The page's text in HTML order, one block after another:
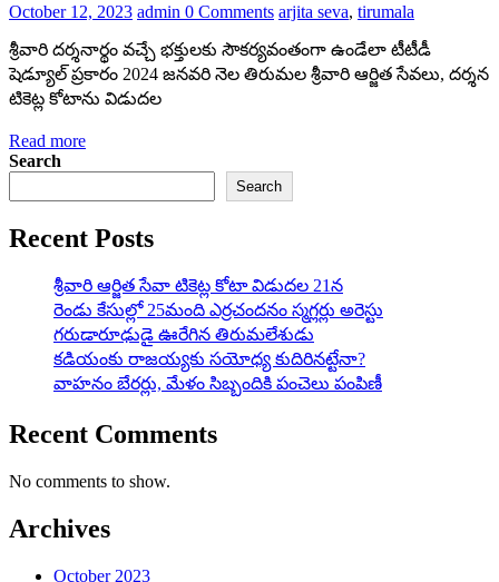
October 12, 2023 admin 0 Comments arjita seva, tirumala
శ్రీ‌వారి ద‌ర్శ‌నార్థం వ‌చ్చే భక్తులకు సౌకర్యవంతంగా ఉండేలా టీటీడీ
షెడ్యూల్ ప్రకారం 2024 జనవరి నెల‌ తిరుమల శ్రీవారి ఆర్జిత సేవలు, దర్శన
టికెట్ల కోటాను విడుదల
Read more
Search
Search
Recent Posts
శ్రీవారి ఆర్జిత సేవా టికెట్ల కోటా విడుదల 21న
రెండు కేసుల్లో 25మంది ఎర్రచందనం స్మగ్లర్లు అరెస్టు
గరుడారూఢుడై ఊరేగిన తిరుమలేశుడు
కడియంకు రాజయ్యకు సయోధ్య కుదిరినట్టేనా?
వాహ‌నం బేర‌ర్లు, మేళం సిబ్బందికి పంచెలు పంపిణీ
Recent Comments
No comments to show.
Archives
October 2023